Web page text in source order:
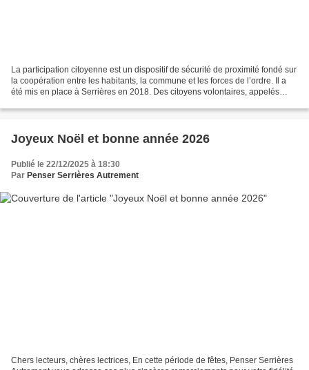
La participation citoyenne est un dispositif de sécurité de proximité fondé sur
la coopération entre les habitants, la commune et les forces de l’ordre. Il a
été mis en place à Serrières en 2018. Des citoyens volontaires, appelés
Joyeux Noël et bonne année 2026
Publié le 22/12/2025 à 18:30
Par Penser Serrières Autrement
Chers lecteurs, chères lectrices, En cette période de fêtes, Penser Serrières